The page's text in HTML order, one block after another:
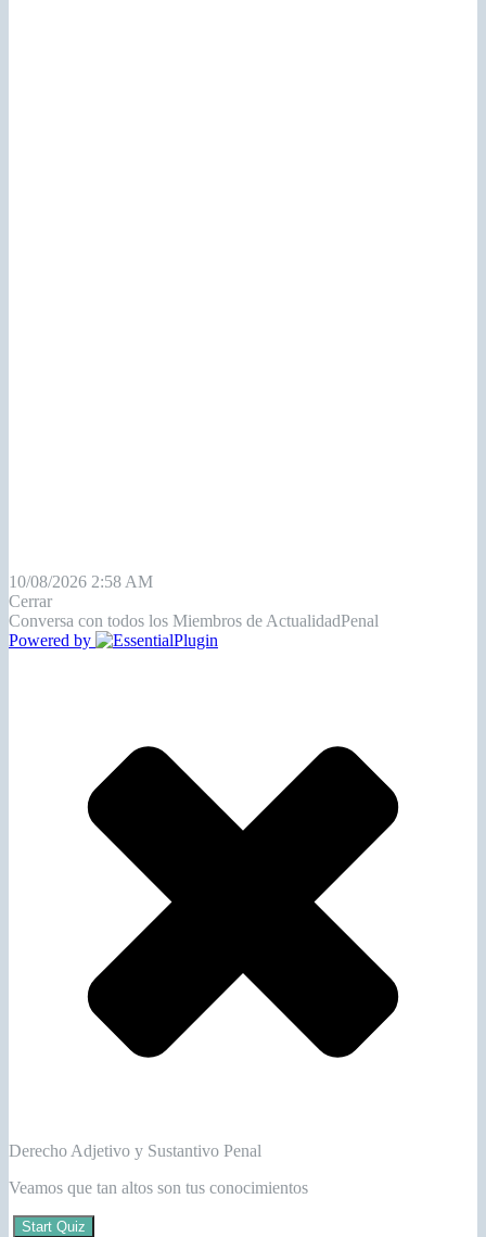
10/08/2026 2:58 AM
Cerrar
Conversa con todos los Miembros de ActualidadPenal
Powered by
Derecho Adjetivo y Sustantivo Penal
Veamos que tan altos son tus conocimientos
Start Quiz